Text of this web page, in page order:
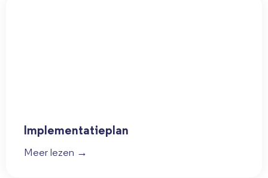
Implementatieplan
Meer lezen →